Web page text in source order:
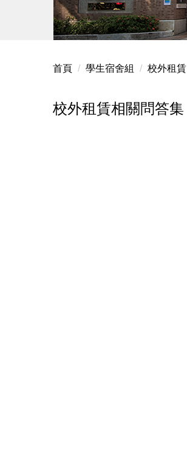
首頁 學生宿舍組 校外租賃
校外租賃相關問答集